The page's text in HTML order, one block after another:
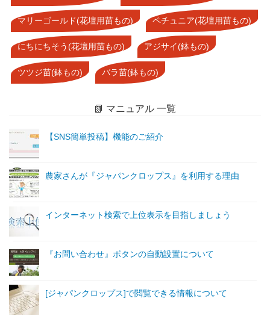
マリーゴールド(花壇用苗もの) ペチュニア(花壇用苗もの)
にちにちそう(花壇用苗もの) アジサイ(鉢もの)
ツツジ苗(鉢もの) バラ苗(鉢もの)
📗 マニュアル 一覧
【SNS簡単投稿】機能のご紹介
農家さんが『ジャパンクロップス』を利用する理由
インターネット検索で上位表示を目指しましょう
『お問い合わせ』ボタンの自動設置について
[ジャパンクロップス]で閲覧できる情報について